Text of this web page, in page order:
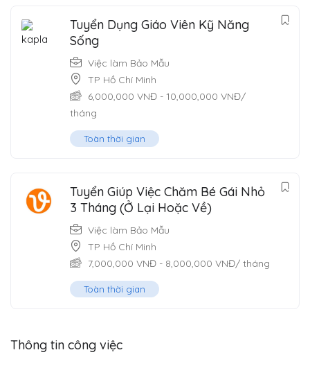
Tuyển Dụng Giáo Viên Kỹ Năng
Sống
Việc làm Bảo Mẫu
TP Hồ Chí Minh
6,000,000 VNĐ - 10,000,000 VNĐ/
tháng
Toàn thời gian
Tuyển Giúp Việc Chăm Bé Gái Nhỏ
3 Tháng (Ở Lại Hoặc Về)
Việc làm Bảo Mẫu
TP Hồ Chí Minh
7,000,000 VNĐ - 8,000,000 VNĐ/ tháng
Toàn thời gian
Thông tin công việc